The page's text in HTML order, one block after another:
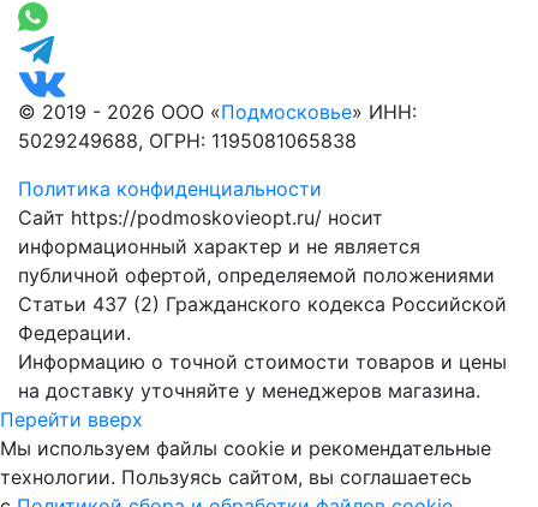
© 2019 - 2026 ООО «Подмосковье» ИНН:
5029249688, ОГРН: 1195081065838
Политика конфиденциальности
Сайт https://podmoskovieopt.ru/ носит
информационный характер и не является
публичной офертой, определяемой положениями
Статьи 437 (2) Гражданского кодекса Российской
Федерации.
Информацию о точной стоимости товаров и цены
на доставку уточняйте у менеджеров магазина.
Перейти вверх
Мы используем файлы cookie и рекомендательные
технологии. Пользуясь сайтом, вы соглашаетесь